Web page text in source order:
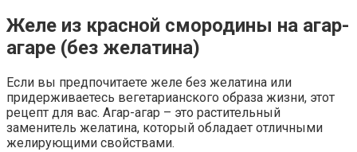
Желе из красной смородины на агар-
агаре (без желатина)
Если вы предпочитаете желе без желатина или
придерживаетесь вегетарианского образа жизни, этот
рецепт для вас. Агар-агар – это растительный
заменитель желатина, который обладает отличными
желирующими свойствами.